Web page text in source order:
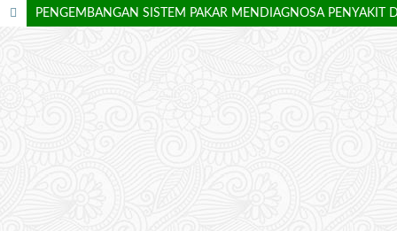
PENGEMBANGAN SISTEM PAKAR MENDIAGNOSA PENYAKIT